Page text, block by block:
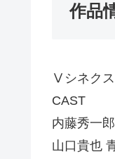
作品
Ⅴシネクス
CAST
内藤秀一郎
山口貴也